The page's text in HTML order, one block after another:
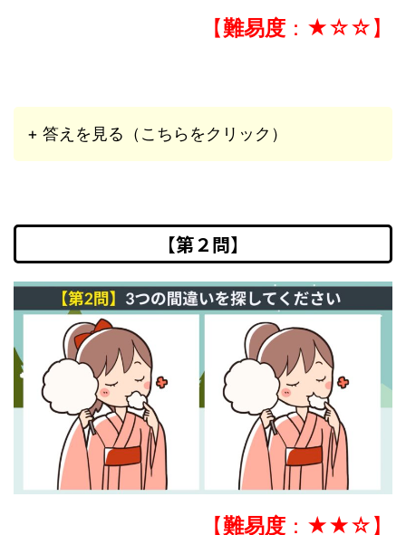
【難易度 ：★☆☆】
+ 答えを見る（こちらをクリック）
【第２問】
【難易度 ：★★☆】